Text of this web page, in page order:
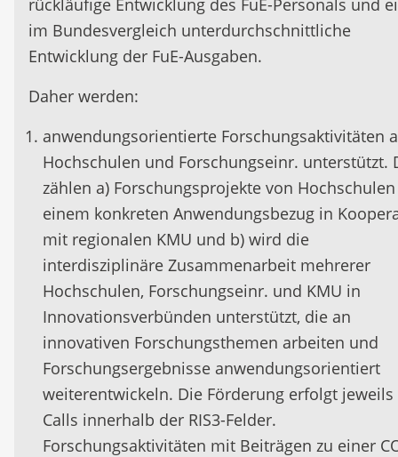
rückläufige Entwicklung des FuE-Personals und
im Bundesvergleich unterdurchschnittliche
Entwicklung der FuE-Ausgaben.
Daher werden:
anwendungsorientierte Forschungsaktivitäten
Hochschulen und Forschungseinr. unterstützt.
zählen a) Forschungsprojekte von
einem konkreten Anwendungsbezug in
mit regionalen KMU und b) wird die
interdisziplinäre Zusammenarbeit mehrerer
Hochschulen, Forschungseinr. und KMU in
Innovationsverbünden unterstützt, die an
innovativen Forschungsthemen arbeiten und
Forschungsergebnisse anwendungsorientiert
weiterentwickeln. Die Förderung erfolgt
Calls innerhalb der RIS3-Felder.
Forschungsaktivitäten mit Beiträgen zu einer